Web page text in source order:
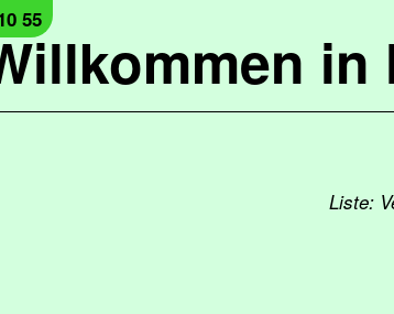
in
55
Liste: